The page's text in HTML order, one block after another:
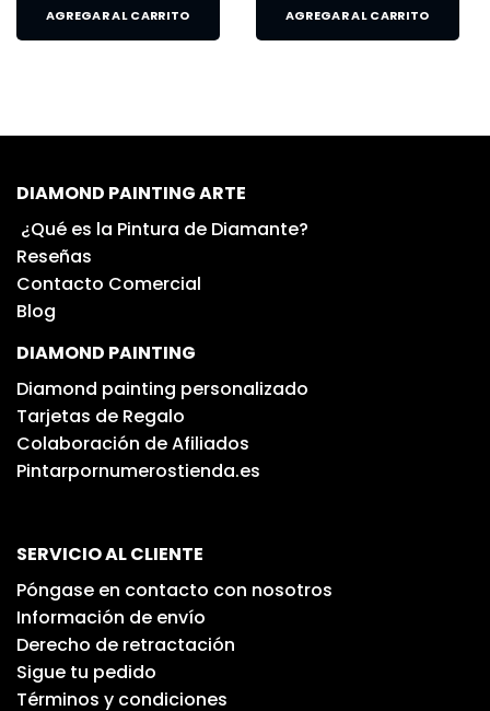
AGREGAR AL CARRITO AGREGAR AL CARRITO
DIAMOND PAINTING ARTE
¿Qué es la Pintura de Diamante?
Reseñas
Contacto Comercial
Blog
DIAMOND PAINTING
Diamond painting personalizado
Tarjetas de Regalo
Colaboración de Afiliados
Pintarpornumerostienda.es
SERVICIO AL CLIENTE
Póngase en contacto con nosotros
Información de envío
Derecho de retractación
Sigue tu pedido
Términos y condiciones